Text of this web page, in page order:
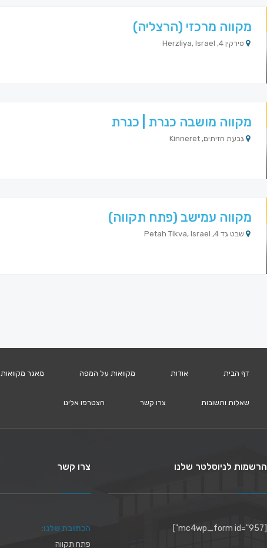
מקווה מרכזי (הרצליה)
סירקין 4, Herzliya, Israel
מקווה מושבה כנרת | כנרת
גבעת הזיתים, Kinneret
מקווה עמישב (פתח תקווה)
שבט גד 4, Petah Tikva, Israel
דף הבית אודות מקוואות על המפה מאגר מקוואות
שאלות ותשובות צרו קשר הצטרפו אלינו
הרשמות לניוסלטר שלנו
[mc4wp_form id="957"]
צרו קשר
הכתובת שלנו:
פתח תקווה